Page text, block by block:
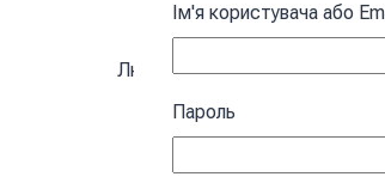
Люверси зліва (+16₴)
Ім'я користувача або
Пароль